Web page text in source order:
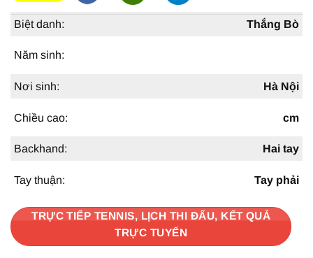
Biệt danh: Thắng Bò
Năm sinh:
Nơi sinh: Hà Nội
Chiều cao: cm
Backhand: Hai tay
Tay thuận: Tay phải
TRỰC TIẾP TENNIS, LỊCH THI ĐẤU, KẾT QUẢ
TRỰC TUYẾN